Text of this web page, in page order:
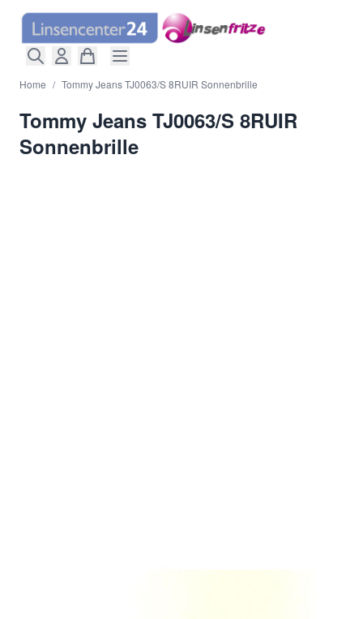
Direkt zum Inhalt
Home / Tommy Jeans TJ0063/S 8RUIR Sonnenbrille
Tommy Jeans TJ0063/S 8RUIR
Sonnenbrille